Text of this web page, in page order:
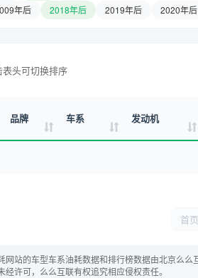
年后 2018年后 2019年后 2020年后
表头可切换排序
品牌 车系 发动机
首页
网站的车型车系油耗数据和排行榜数据由北京么
经许可，么么互联有权追究相应侵权责任。